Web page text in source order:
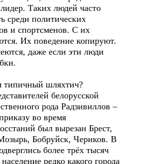
Таких людей часто
среди политических
и спортсменов. С их
Их поведение копируют.
даже если эти люди
типичный шляхтич?
белорусской
рода Радзивиллов –
во время
был вырезан Брест,
Бобруйск, Чериков. В
более трёх тысяч
редко какого города